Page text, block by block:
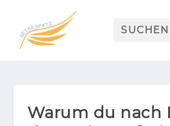
Warum du nach